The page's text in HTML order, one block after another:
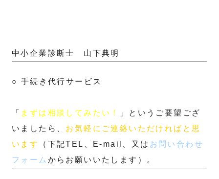
中小企業診断士 山下典明
○ 手続き代行サービス
「 まずは相談してみたい！
」というご要望ござ
いましたら、 お気軽にご連絡いただければと思
います
（下記TEL、E-mail、又は お問い合わせ
フォーム からお願いいたします）。